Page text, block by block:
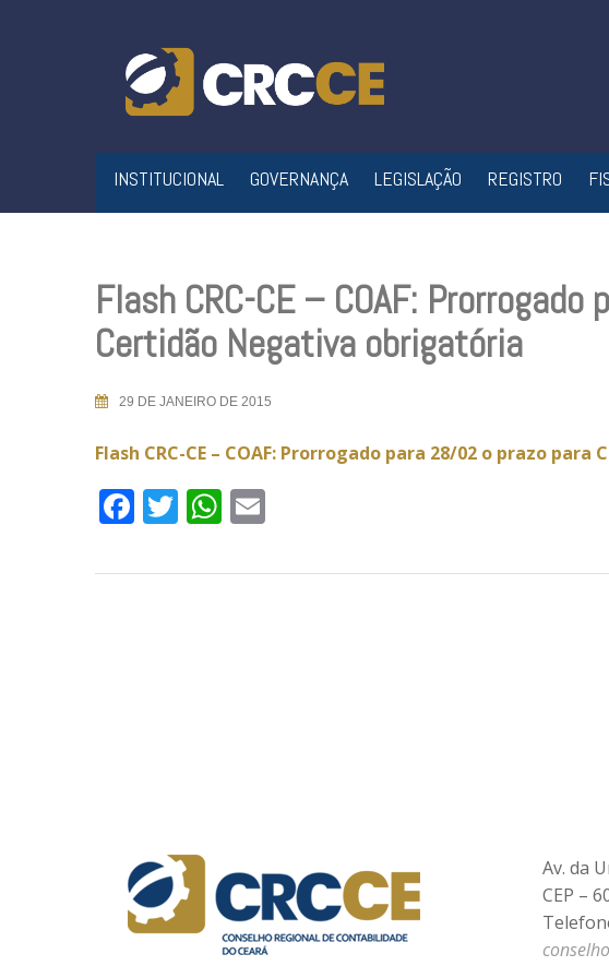
INSTITUCIONAL GOVERNANÇA LEGISLAÇÃO REGISTRO
Flash CRC-CE – COAF:
Certidão Negativa obrigatória
29 DE JANEIRO DE 2015
Flash CRC-CE – COAF: Prorrogado para 28/02 o prazo
Facebook
TwitterWhatsApp
Av. da
CEP –